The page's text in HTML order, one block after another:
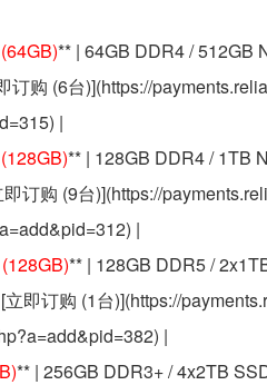
** | 64GB DDR4 / 512GB
购 (6台)](https://
|
** | 128GB DDR4 / 1TB
订购 (9台)](https://
|
** | 128GB DDR5 /
即订购 (1台)](https://
|
** | 256GB DDR3+ / 4x2TB